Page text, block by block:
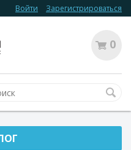
Войти Зарегистрироваться
0